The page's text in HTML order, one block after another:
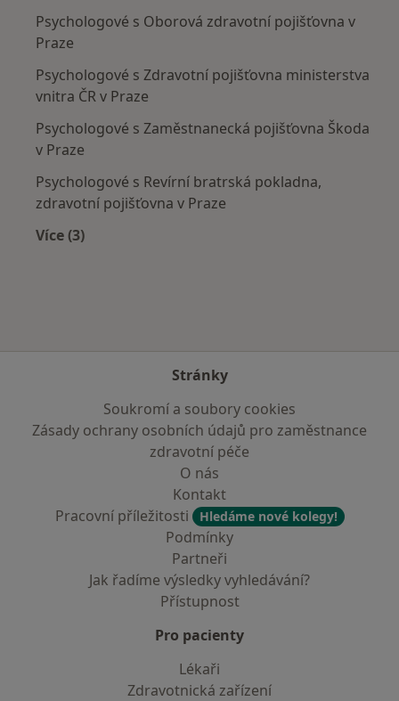
Psychologové s Oborová zdravotní pojišťovna v
Praze
Psychologové s Zdravotní pojišťovna ministerstva
vnitra ČR v Praze
Psychologové s Zaměstnanecká pojišťovna Škoda
v Praze
Psychologové s Revírní bratrská pokladna,
zdravotní pojišťovna v Praze
Více (3)
Stránky
Soukromí a soubory cookies
Zásady ochrany osobních údajů pro zaměstnance
zdravotní péče
O nás
Kontakt
Pracovní příležitosti
Hledáme nové kolegy!
Podmínky
Partneři
Jak řadíme výsledky vyhledávání?
Přístupnost
Pro pacienty
Lékaři
Zdravotnická zařízení